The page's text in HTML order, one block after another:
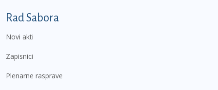
Podnožje prvi izbornik
Rad Sabora
Novi akti
Zapisnici
Plenarne rasprave